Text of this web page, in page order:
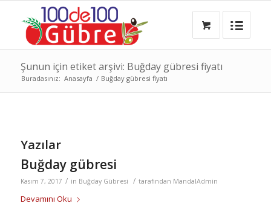
Şunun için etiket arşivi: Buğday gübresi fiyatı
Buradasınız: Anasayfa / Buğday gübresi fiyatı
Yazılar
Buğday gübresi
Kasım 7, 2017 / in Buğday Gübresi / tarafından MandalAdmin
Devamını Oku